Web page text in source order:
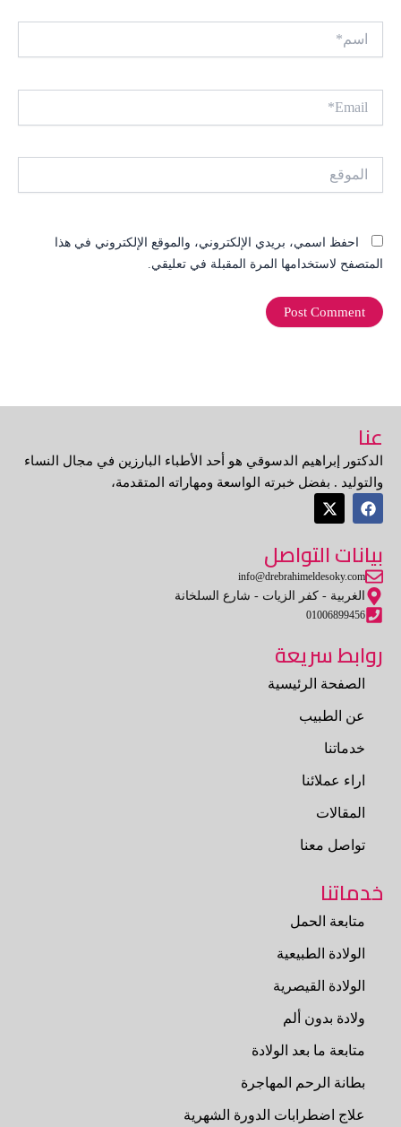
احفظ اسمي، بريدي الإلكتروني، والموقع الإلكتروني في هذا
المتصفح لاستخدامها المرة المقبلة في تعليقي.
عنا
الدكتور إبراهيم الدسوقي هو أحد الأطباء البارزين في مجال النساء
والتوليد . بفضل خبرته الواسعة ومهاراته المتقدمة،
F
a
e
b
o
o
k
X
-
w
i
t
e
r
بيانات التواصل
info@drebrahimeldesoky.com
الغربية - كفر الزيات - شارع السلخانة
01006899456
روابط سريعة
الصفحة الرئيسية
عن الطبيب
خدماتنا
اراء عملائنا
المقالات
تواصل معنا
خدماتنا
متابعة الحمل
الولادة الطبيعية
الولادة القيصرية
ولادة بدون ألم
متابعة ما بعد الولادة
بطانة الرحم المهاجرة
علاج اضطرابات الدورة الشهرية